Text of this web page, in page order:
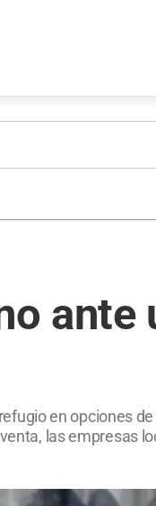
ante
en opciones
las empresas